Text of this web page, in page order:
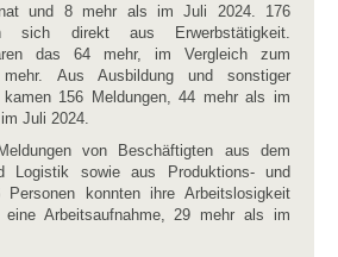
und 8 mehr als im Juli 2024. 176
sich direkt aus Erwerbstätigkeit.
das 64 mehr, im Vergleich zum
mehr. Aus Ausbildung und sonstiger
kamen 156 Meldungen, 44 mehr als im
Juli 2024.
von Beschäftigten aus dem
Logistik sowie aus Produktions- und
Personen konnten ihre Arbeitslosigkeit
eine Arbeitsaufnahme, 29 mehr als im